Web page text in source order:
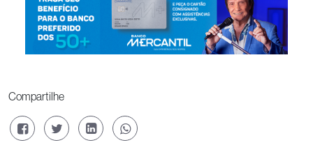
Compartilhe